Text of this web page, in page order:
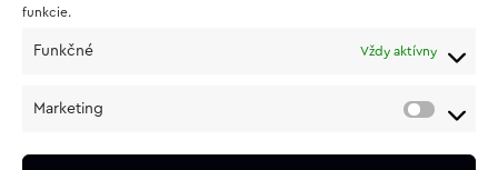
funkcie.
Funkčné Vždy aktívny
Marketing
Vrátenie a reklamácia tovaru